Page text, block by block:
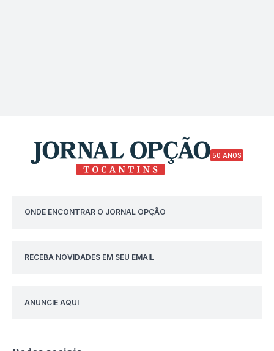
50 ANOS
ONDE ENCONTRAR O JORNAL OPÇÃO
RECEBA NOVIDADES EM SEU EMAIL
ANUNCIE AQUI